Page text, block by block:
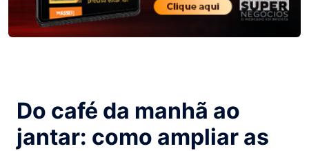
Do café da manhã ao
jantar: como ampliar as